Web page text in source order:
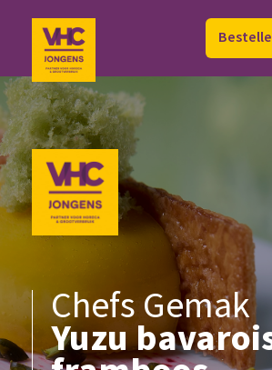
Chefs Gemak
Yuzu